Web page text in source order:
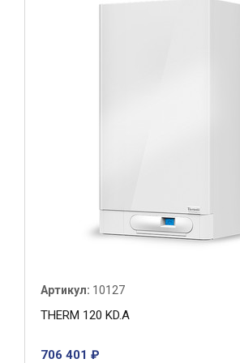
Артикул: 10127
THERM 120 KD.A
706 401 ₽